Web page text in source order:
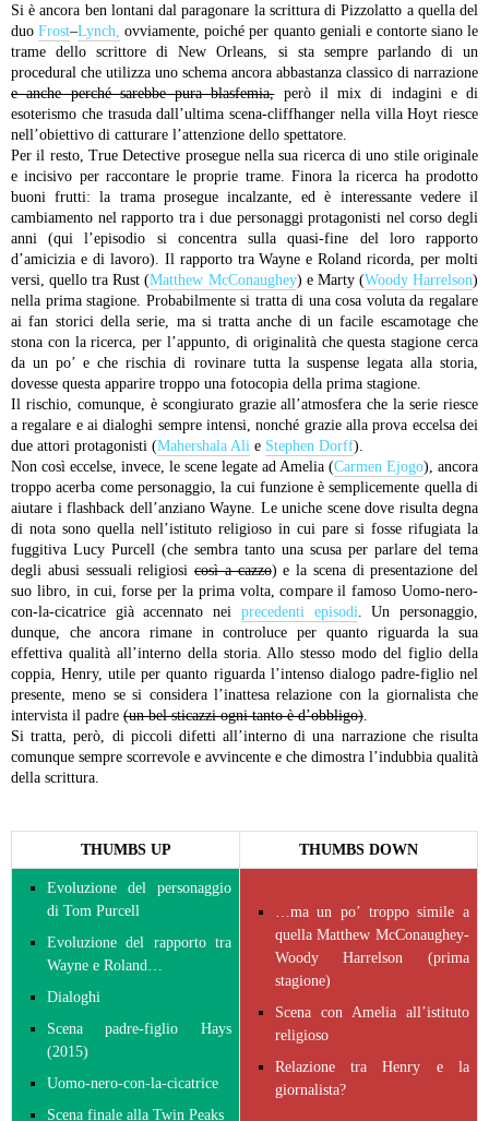
Si è ancora ben lontani dal paragonare la scrittura di Pizzolatto a quella del
duoFrost–Lynch, ovviamente, poiché per quanto geniali e contorte siano le
trame dello scrittore di New Orleans, si sta sempre parlando di un
procedural che utilizza uno schema ancora abbastanza classico di narrazione
e anche perché sarebbe pura blasfemia,però il mix di indagini e di
esoterismo che trasuda dall’ultima scena-cliffhanger nella villa Hoyt riesce
nell’obiettivo di catturare l’attenzione dello spettatore.
Per il resto, True Detective prosegue nella sua ricerca di uno stile originale
e incisivo per raccontare le proprie trame. Finora la ricerca ha prodotto
buoni frutti: la trama prosegue incalzante, ed è interessante vedere il
cambiamento nel rapporto tra i due personaggi protagonisti nel corso degli
anni (qui l’episodio si concentra sulla quasi-fine del loro rapporto
d’amicizia e di lavoro). Il rapporto tra Wayne e Roland ricorda, per molti
versi, quello tra Rust (Matthew McConaughey) e Marty (Woody Harrelson)
nella prima stagione. Probabilmente si tratta di una cosa voluta da regalare
ai fan storici della serie, ma si tratta anche di un facile escamotage che
stona con la ricerca, per l’appunto, di originalità che questa stagione cerca
da un po’ e che rischia di rovinare tutta la suspense legata alla storia,
dovesse questa apparire troppo una fotocopia della prima stagione.
Il rischio, comunque, è scongiurato grazie all’atmosfera che la serie riesce
a regalare e ai dialoghi sempre intensi, nonché grazie alla prova eccelsa dei
due attori protagonisti (Mahershala Ali e Stephen Dorff).
Non così eccelse, invece, le scene legate ad Amelia (Carmen Ejogo), ancora
troppo acerba come personaggio, la cui funzione è semplicemente quella di
aiutare i flashback dell’anziano Wayne. Le uniche scene dove risulta degna
di nota sono quella nell’istituto religioso in cui pare si fosse rifugiata la
fuggitiva Lucy Purcell (che sembra tanto una scusa per parlare del tema
degli abusi sessuali religiosi così a cazzo) e la scena di presentazione del
suo libro, in cui, forse per la prima volta, compare il famoso Uomo-nero-
con-la-cicatrice già accennato nei precedenti episodi . Un personaggio,
dunque, che ancora rimane in controluce per quanto riguarda la sua
effettiva qualità all’interno della storia. Allo stesso modo del figlio della
coppia, Henry, utile per quanto riguarda l’intenso dialogo padre-figlio nel
presente, meno se si considera l’inattesa relazione con la giornalista che
intervista il padre (un bel sticazzi ogni tanto è d’obbligo)
Si tratta, però, di piccoli difetti all’interno di una narrazione che risulta
comunque sempre scorrevole e avvincente e che dimostra l’indubbia qualità
della scrittura.
THUMBS UP THUMBS DOWN
Evoluzione del personaggio
di Tom Purcell
Evoluzione del rapporto tra
Wayne e Roland…
Dialoghi
Scena padre-figlio Hays
(2015)
Uomo-nero-con-la-cicatrice
Scena finale alla Twin Peaks
…ma un po’ troppo simile a
quella Matthew McConaughey-
Woody Harrelson (prima
stagione)
Scena con Amelia all’istituto
religioso
Relazione tra Henry e la
giornalista?